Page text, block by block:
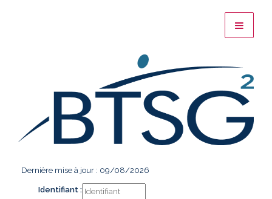
Dernière mise à jour : 09/08/2026
Identifiant :